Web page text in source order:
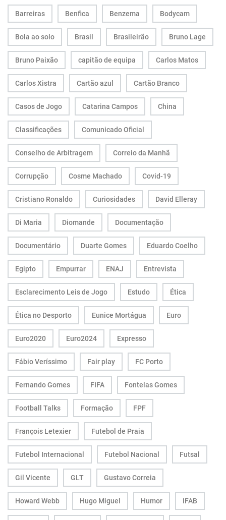
Barreiras Benfica Benzema Bodycam
Bola ao solo Brasil Brasileirão Bruno Lage
Bruno Paixão capitão de equipa Carlos Matos
Carlos Xistra Cartão azul Cartão Branco
Casos de Jogo Catarina Campos China
Classificações Comunicado Oficial
Conselho de Arbitragem Correio da Manhã
Corrupção Cosme Machado Covid-19
Cristiano Ronaldo Curiosidades David Elleray
Di Maria Diomande Documentação
Documentário Duarte Gomes Eduardo Coelho
Egipto Empurrar ENAJ Entrevista
Esclarecimento Leis de Jogo Estudo Ética
Ética no Desporto Eunice Mortágua Euro
Euro2020 Euro2024 Expresso
Fábio Veríssimo Fair play FC Porto
Fernando Gomes FIFA Fontelas Gomes
Football Talks Formação FPF
François Letexier Futebol de Praia
Futebol Internacional Futebol Nacional Futsal
Gil Vicente GLT Gustavo Correia
Howard Webb Hugo Miguel Humor IFAB